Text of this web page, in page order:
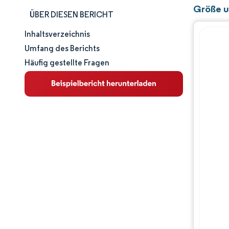
ÜBER DIESEN BERICHT
Marktgröße und -anteil
Marktanalyse
Trends und Einblicke
Inhaltsverzeichnis
Umfang des Berichts
Häufig gestellte Fragen
Größe